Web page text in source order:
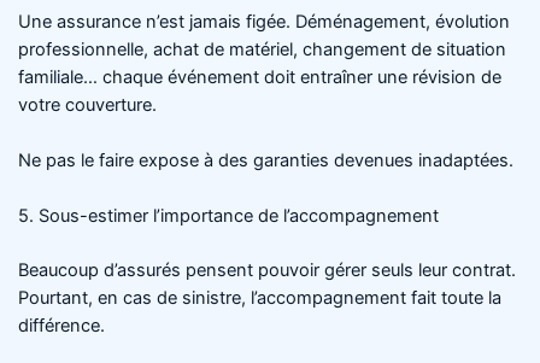
Une assurance n’est jamais figée. Déménagement, évolution
professionnelle, achat de matériel, changement de situation
familiale… chaque événement doit entraîner une révision de
votre couverture.
Ne pas le faire expose à des garanties devenues inadaptées.
5. Sous-estimer l’importance de l’accompagnement
Beaucoup d’assurés pensent pouvoir gérer seuls leur contrat.
Pourtant, en cas de sinistre, l’accompagnement fait toute la
différence.